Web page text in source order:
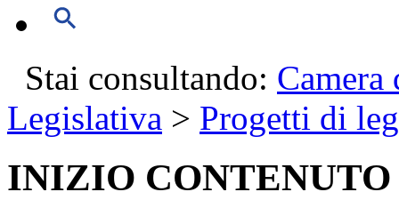
Stai consultando: Camera
Legislativa > Progetti di
INIZIO CONTENUTO